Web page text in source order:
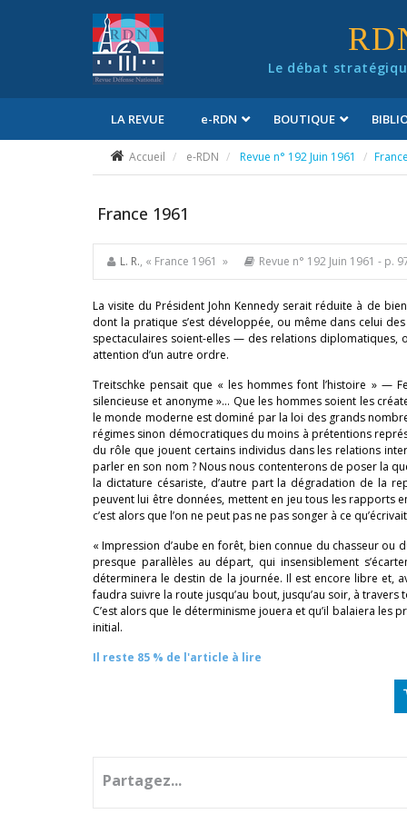
Le débat
LA REVUE e-RDN BOUTIQUE
Accueil e-RDN Revue n° 192 Juin 1961
France 1961
L. R., « France 1961 » Revue n° 192 Juin 1961 - p.
La visite du Président John Kennedy serait réduite à de
dont la pratique s’est développée, ou même dans celui
spectaculaires soient-elles — des relations diplomatiques,
attention d’un autre ordre.
Treitschke pensait que « les hommes font l’histoire » —
silencieuse et anonyme »… Que les hommes soient les
le monde moderne est dominé par la loi des grands
régimes sinon démocratiques du moins à prétentions
du rôle que jouent certains individus dans les relations
parler en son nom ? Nous nous contenterons de poser la
la dictature césariste, d’autre part la dégradation de la
peuvent lui être données, mettent en jeu tous les rapports
c’est alors que l’on ne peut pas ne pas songer à ce
« Impression d’aube en forêt, bien connue du chasseur
presque parallèles au départ, qui insensiblement
déterminera le destin de la journée. Il est encore libre et,
faudra suivre la route jusqu’au bout, jusqu’au soir, à
C’est alors que le déterminisme jouera et qu’il balaiera
initial.
Il reste 85 % de l'article à lire
Partagez...